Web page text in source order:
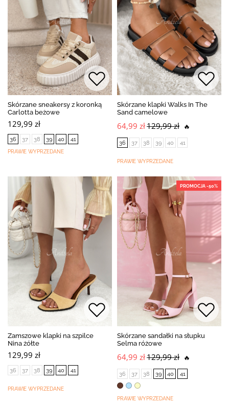
Skórzane sneakersy z koronką
Carlotta beżowe
129,99 zł
36 37 38 39 40 41
PRAWIE WYPRZEDANE
Skórzane klapki Walks In The
Sand camelowe
64,99 zł129,99 zł 🔥
36 37 38 39 40 41
PRAWIE WYPRZEDANE
Zamszowe klapki na szpilce
Nina żółte
129,99 zł
36 37 38 39 40 41
PRAWIE WYPRZEDANE
PROMOCJA -50%
Skórzane sandałki na słupku
Selma różowe
64,99 zł129,99 zł 🔥
36 37 38 39 40 41
PRAWIE WYPRZEDANE